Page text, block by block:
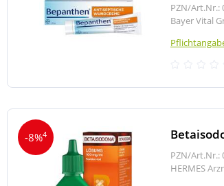
PZN/Art.Nr.:
Bayer Vital
-8%4
PZN/Art.Nr.:
HERMES